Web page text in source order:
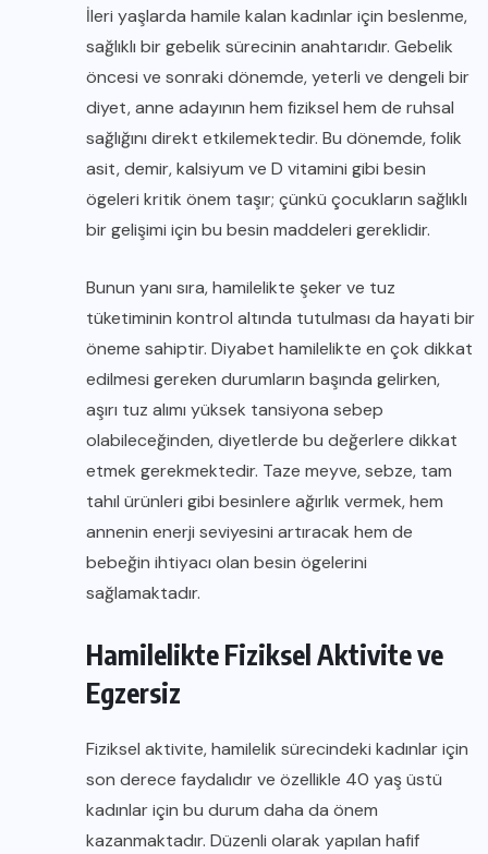
İleri yaşlarda hamile kalan kadınlar için beslenme,
sağlıklı bir gebelik sürecinin anahtarıdır. Gebelik
öncesi ve sonraki dönemde, yeterli ve dengeli bir
diyet, anne adayının hem fiziksel hem de ruhsal
sağlığını direkt etkilemektedir. Bu dönemde, folik
asit, demir, kalsiyum ve D vitamini gibi besin
ögeleri kritik önem taşır; çünkü çocukların sağlıklı
bir gelişimi için bu besin maddeleri gereklidir.
Bunun yanı sıra, hamilelikte şeker ve tuz
tüketiminin kontrol altında tutulması da hayati bir
öneme sahiptir. Diyabet hamilelikte en çok dikkat
edilmesi gereken durumların başında gelirken,
aşırı tuz alımı yüksek tansiyona sebep
olabileceğinden, diyetlerde bu değerlere dikkat
etmek gerekmektedir. Taze meyve, sebze, tam
tahıl ürünleri gibi besinlere ağırlık vermek, hem
annenin enerji seviyesini artıracak hem de
bebeğin ihtiyacı olan besin ögelerini
sağlamaktadır.
Hamilelikte Fiziksel Aktivite ve
Egzersiz
Fiziksel aktivite, hamilelik sürecindeki kadınlar için
son derece faydalıdır ve özellikle 40 yaş üstü
kadınlar için bu durum daha da önem
kazanmaktadır. Düzenli olarak yapılan hafif